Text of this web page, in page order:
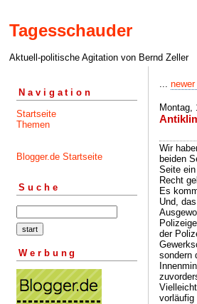
Tagesschauder
Aktuell-politische Agitation von Bernd Zeller
Navigation
Startseite
Themen
Blogger.de Startseite
Suche
Werbung
...
Montag,
Wir
beiden
Seite
Recht
Es
Und,
der
sondern
vorläufig